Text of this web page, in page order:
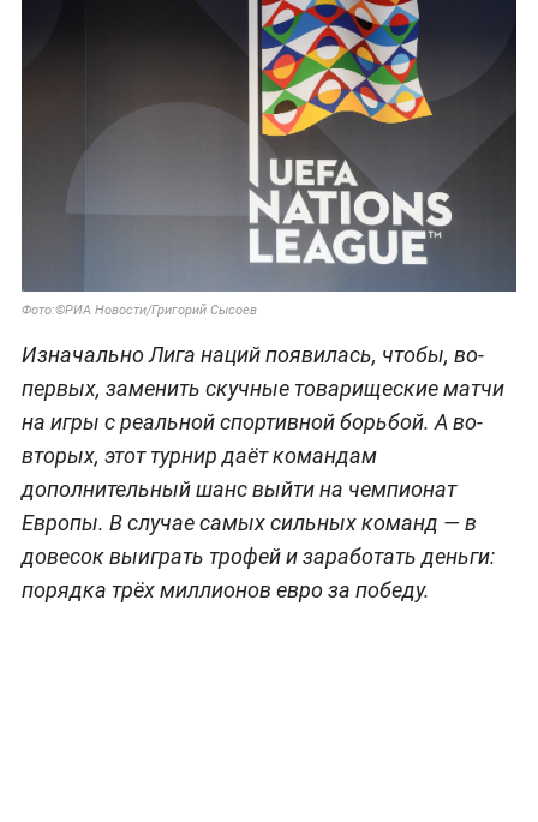
Фото:©РИА Новости/Григорий Сысоев
Изначально Лига наций появилась, чтобы, во-
первых, заменить скучные товарищеские матчи
на игры с реальной спортивной борьбой. А во-
вторых, этот турнир даёт командам
дополнительный шанс выйти на чемпионат
Европы. В случае самых сильных команд — в
довесок выиграть трофей и заработать деньги:
порядка трёх миллионов евро за победу.